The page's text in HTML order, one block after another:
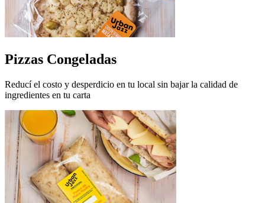
Pizzas Congeladas
Reducí el costo y desperdicio en tu local sin bajar la calidad de
ingredientes en tu carta